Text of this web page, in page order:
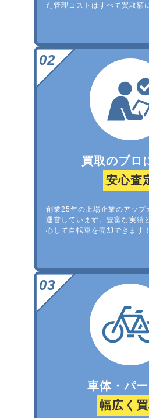
た管理コストはすべて買取額
買取のプロ
安心査
創業25年の上場企業のアップ
運営しています。豊富な実績
心して自転車を売却できます！
車体・パ
幅広く